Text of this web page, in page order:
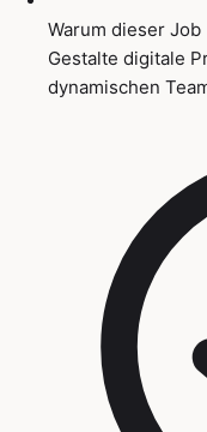
Warum dieser Job
Gestalte digitale
dynamischen